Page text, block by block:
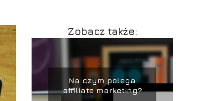
Zobacz także:
Na czym polega
affiliate marketing?